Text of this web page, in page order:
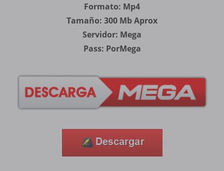
Formato: Mp4
Tamaño: 300 Mb Aprox
Servidor: Mega
Pass: PorMega